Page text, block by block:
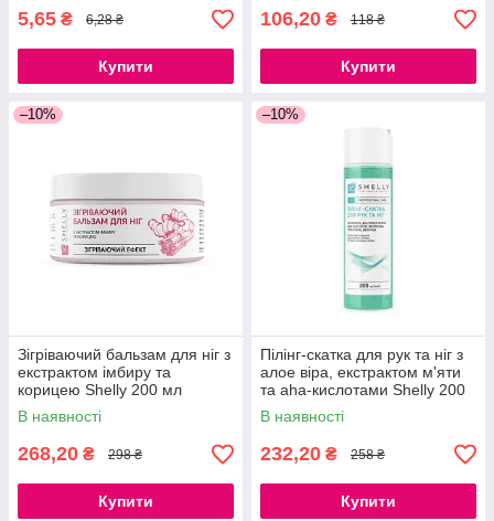
5,65 ₴ 6,28 ₴
Купити
106,20 ₴ 118 ₴
Купити
–10%
Зігріваючий бальзам для ніг з
екстрактом імбиру та
корицею Shelly 200 мл
В наявності
268,20 ₴ 298 ₴
Купити
–10%
Пілінг-скатка для рук та ніг з
алое віра, екстрактом м'яти
та aha-кислотами Shelly 200
мл
В наявності
232,20 ₴ 258 ₴
Купити